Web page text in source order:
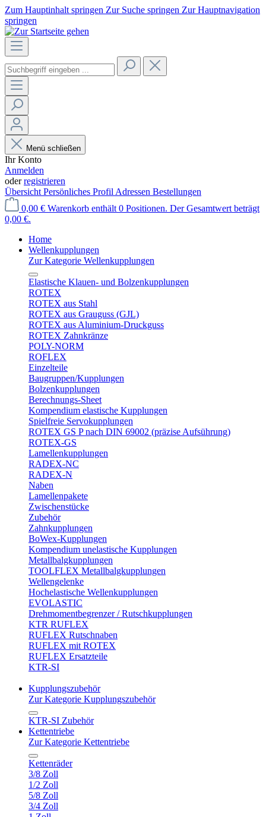
Zum Hauptinhalt springen Zur Suche springen Zur Hauptnavigation
springen
Menü schließen
Ihr Konto
Anmelden
oderregistrieren
Übersicht Persönliches Profil Adressen Bestellungen
0,00 € Warenkorb enthält 0 Positionen. Der Gesamtwert beträgt
0,00 €.
Home
Wellenkupplungen
Zur Kategorie Wellenkupplungen
Elastische Klauen- und Bolzenkupplungen
ROTEX
ROTEX aus Stahl
ROTEX aus Grauguss (GJL)
ROTEX aus Aluminium-Druckguss
ROTEX Zahnkränze
POLY-NORM
ROFLEX
Einzelteile
Baugruppen/Kupplungen
Bolzenkupplungen
Berechnungs-Sheet
Kompendium elastische Kupplungen
Spielfreie Servokupplungen
ROTEX GS P nach DIN 69002 (präzise Aufsührung)
ROTEX-GS
Lamellenkupplungen
RADEX-NC
RADEX-N
Naben
Lamellenpakete
Zwischenstücke
Zubehör
Zahnkupplungen
BoWex-Kupplungen
Kompendium unelastische Kupplungen
Metallbalgkupplungen
TOOLFLEX Metallbalgkupplungen
Wellengelenke
Hochelastische Wellenkupplungen
EVOLASTIC
Drehmomentbegrenzer / Rutschkupplungen
KTR RUFLEX
RUFLEX Rutschnaben
RUFLEX mit ROTEX
RUFLEX Ersatzteile
KTR-SI
Kupplungszubehör
Zur Kategorie Kupplungszubehör
KTR-SI Zubehör
Kettentriebe
Zur Kategorie Kettentriebe
Kettenräder
3/8 Zoll
1/2 Zoll
5/8 Zoll
3/4 Zoll